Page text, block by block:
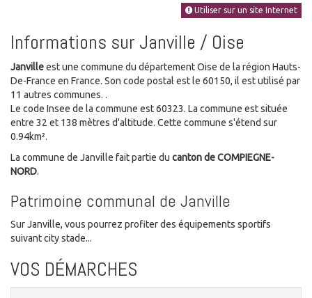
Utiliser sur un site Internet
Informations sur Janville / Oise
Janvilleest une commune du département Oise de la région Hauts-
De-France en France. Son code postal est le 60150, il est utilisé par
11 autres communes. .
Le code Insee de la commune est 60323. La commune est située
entre 32 et 138 mètres d'altitude. Cette commune s'étend sur
0.94km².
La commune de Janville fait partie du canton de COMPIEGNE-
NORD.
Patrimoine communal de Janville
Sur Janville, vous pourrez profiter des équipements sportifs
suivant city stade...
VOS DÉMARCHES